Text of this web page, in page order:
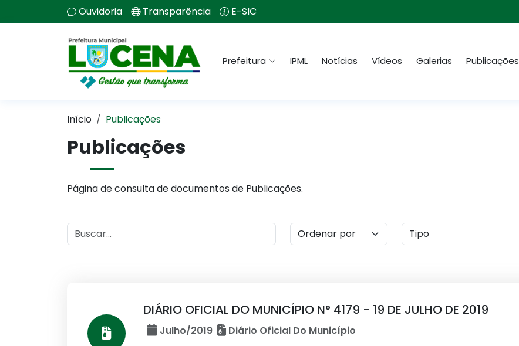
Ouvidoria Transparência E-SIC
Prefeitura IPML Notícias Vídeos Galerias Publicações
Início Publicações
Publicações
Página de consulta de documentos de Publicações.
DIÁRIO OFICIAL DO MUNICÍPIO N° 4179 - 19 DE JULHO DE 2019
Julho/2019 Diário Oficial Do Município